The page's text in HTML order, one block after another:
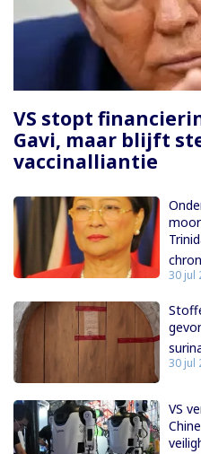
VS stopt
Gavi, maar blijft
vaccinalliantie
30 jul
30 jul
VS